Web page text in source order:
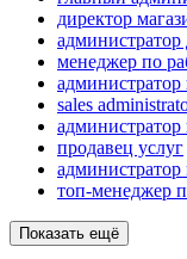
директор
администратор
менеджер по
администратор
sales
продавец услуг
администратор
топ-менеджер
Показать ещё